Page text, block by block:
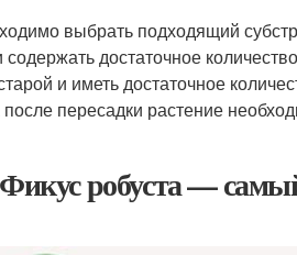
выбрать подходящий
достаточное
и иметь достаточное
пересадки растение
робуста —